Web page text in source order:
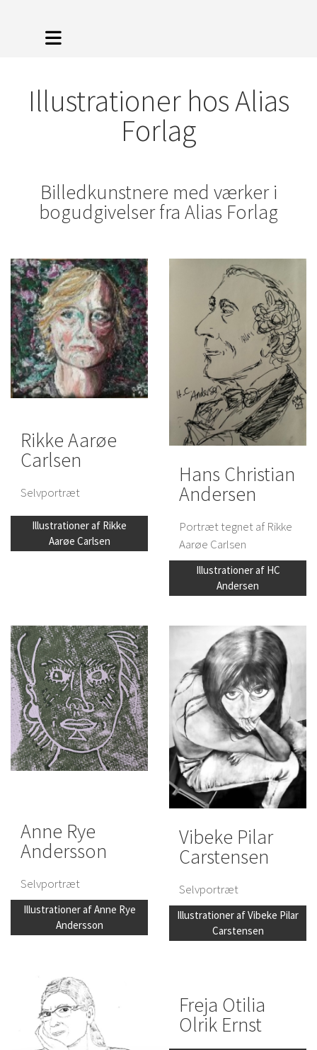
Illustrationer hos Alias
Forlag
Billedkunstnere med værker i
bogudgivelser fra Alias Forlag
Rikke Aarøe
Carlsen
Selvportræt
Illustrationer af Rikke
Aarøe Carlsen
Hans Christian
Andersen
Portræt tegnet af Rikke
Aarøe Carlsen
Illustrationer af HC
Andersen
Anne Rye
Andersson
Selvportræt
Illustrationer af Anne Rye
Andersson
Vibeke Pilar
Carstensen
Selvportræt
Illustrationer af Vibeke Pilar
Carstensen
Freja Otilia
Olrik Ernst